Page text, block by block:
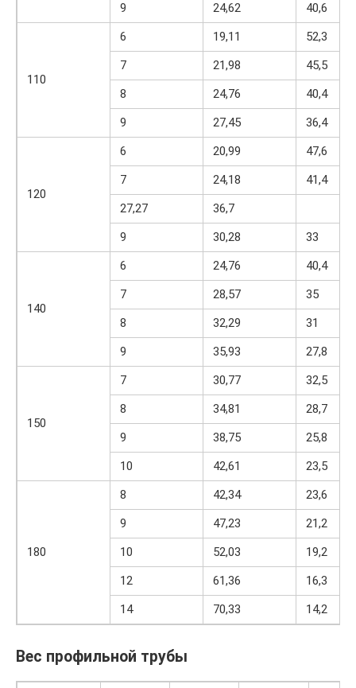
9
24,62 40,6
110
6 19,11
52,3
7
21,98
45,5
8
24,76
40,4
9
27,45 36,4
120
6 20,99
47,6
7
24,18
41,4
27,27
36,7
9
30,28 33
140
6 24,76
40,4
7
28,57
35
8
32,29
31
9
35,93 27,8
150
7 30,77
32,5
8
34,81
28,7
9
38,75
25,8
10
42,61 23,5
180
8 42,34
23,6
9
47,23
21,2
10
52,03
19,2
12
61,36
16,3
14
70,33 14,2
Вес профильной трубы